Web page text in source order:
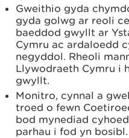
Gweithio gyda
gyda golwg ar reoli
baeddod gwyllt ar
Cymru ac ardaloedd
negyddol. Rheoli
Llywodraeth Cymru i
gwyllt.
Monitro, cynnal a
troed o fewn
bod mynediad
parhau i fod yn bosibl.